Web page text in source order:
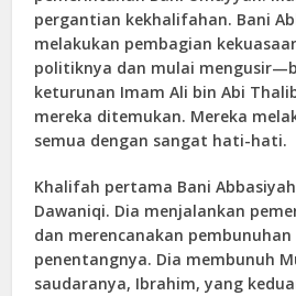
pergantian kekhalifahan. Bani
melakukan pembagian
politiknya dan mulai
keturunan Imam Ali bin Abi
mereka ditemukan. Mereka
semua dengan sangat hati-hati.
Khalifah pertama Bani
Dawaniqi. Dia menjalankan
dan merencanakan
penentangnya. Dia membunuh
saudaranya, Ibrahim, yang